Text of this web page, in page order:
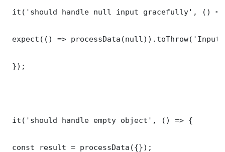
it('should handle null input gracefully', ()
expect(() =>
});
it('should handle empty object', () => {
const result = processData({});